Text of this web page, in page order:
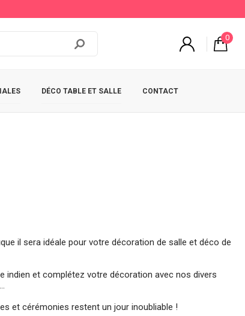
0
DÉCO TABLE ET SALLE CONTACT
il sera idéale pour votre décoration de salle et déco de
indien et complétez votre décoration avec nos divers
et cérémonies restent un jour inoubliable !